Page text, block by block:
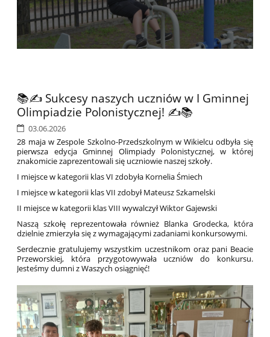
📚✍️ Sukcesy naszych uczniów w I Gminnej
Olimpiadzie Polonistycznej! ✍️📚
03.06.2026
28 maja w Zespole Szkolno-Przedszkolnym w Wikielcu odbyła się
pierwsza edycja Gminnej Olimpiady Polonistycznej, w której
znakomicie zaprezentowali się uczniowie naszej szkoły.
I miejsce w kategorii klas VI zdobyła Kornelia Śmiech
I miejsce w kategorii klas VII zdobył Mateusz Szkamelski
II miejsce w kategorii klas VIII wywalczył Wiktor Gajewski
Naszą szkołę reprezentowała również Blanka Grodecka, która
dzielnie zmierzyła się z wymagającymi zadaniami konkursowymi.
Serdecznie gratulujemy wszystkim uczestnikom oraz pani Beacie
Przeworskiej, która przygotowywała uczniów do konkursu.
Jesteśmy dumni z Waszych osiągnięć!